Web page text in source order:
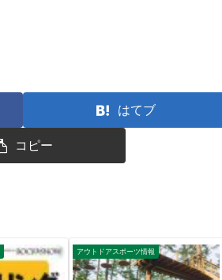
はてブ
コピー
アウトドアスポーツ情報